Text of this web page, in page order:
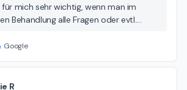
für mich sehr wichtig, wenn man im
Behandlung alle Fragen oder evtl.
darüber treffen. Ich freue mich
Google
R